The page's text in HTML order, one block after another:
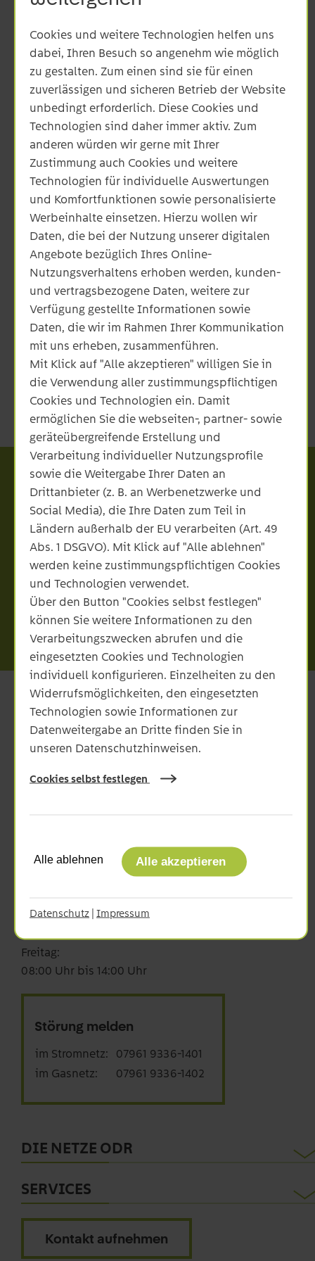
Hinweis:
- Verwenden Sie das Anmeldeformular auch, wenn
Sie Anlagen nach dem KWKG und sonstige
Energieträger ohne Fördermöglichkeit anmelden
möchten.
- Für eine schnellstmögliche Bearbeitung, füllen
Sie bitte alle Pflichtfelder aus.
Checkliste Anschluss BHKW
PDF 226 KB
Anmelde- und Inbetriebsetzungsformular
PDF 274 KB
Messkonzepte
PDF 105 KB
Speicherschema
Hinweis
Bitte warten Sie immer den Eingang der
Einspeisezusage ab, bevor Sie über die
Investition entscheiden oder sogar mit dem Bau
beginnen. Wir reservieren für Sie die
Einspeiseleistung für 6 Monate, gibt es
Verzögerungen bei Baubeginn, geben Sie uns
bitte bescheid.
Netze ODR GmbH
Unsere Servicenummer:
07961 9336-0
Montag - Donnerstag:
08:00 bis 16:00 Uhr
Freitag:
08:00 Uhr bis 14:00 Uhr
Störung melden
im Stromnetz:
07961 9336-1401
im Gasnetz:
07961 9336-1402
DIE NETZE ODR
Engagement
Karriere
SERVICES
Netzanschlussportal
Kontakt aufnehmen
Cookies und weitere Technologien helfen uns
dabei, Ihren Besuch so angenehm wie möglich
zu gestalten. Zum einen sind sie für einen
zuverlässigen und sicheren Betrieb der Website
unbedingt erforderlich. Diese Cookies und
Technologien sind daher immer aktiv. Zum
anderen würden wir gerne mit Ihrer
Zustimmung auch Cookies und weitere
Technologien für individuelle Auswertungen
und Komfortfunktionen sowie personalisierte
Werbeinhalte einsetzen. Hierzu wollen wir
Daten, die bei der Nutzung unserer digitalen
Angebote bezüglich Ihres Online-
Nutzungsverhaltens erhoben werden, kunden-
und vertragsbezogene Daten, weitere zur
Verfügung gestellte Informationen sowie
Daten, die wir im Rahmen Ihrer Kommunikation
mit uns erheben, zusammenführen.
Mit Klick auf "Alle akzeptieren" willigen Sie in
die Verwendung aller zustimmungspflichtigen
Cookies und Technologien ein. Damit
ermöglichen Sie die webseiten-, partner- sowie
geräteübergreifende Erstellung und
Verarbeitung individueller Nutzungsprofile
sowie die Weitergabe Ihrer Daten an
Drittanbieter (z. B. an Werbenetzwerke und
Social Media), die Ihre Daten zum Teil in
Ländern außerhalb der EU verarbeiten (Art. 49
Abs. 1 DSGVO). Mit Klick auf "Alle ablehnen"
werden keine zustimmungspflichtigen Cookies
und Technologien verwendet.
Über den Button "Cookies selbst festlegen"
können Sie weitere Informationen zu den
Verarbeitungszwecken abrufen und die
eingesetzten Cookies und Technologien
individuell konfigurieren. Einzelheiten zu den
Widerrufsmöglichkeiten, den eingesetzten
Technologien sowie Informationen zur
Datenweitergabe an Dritte finden Sie in
unseren Datenschutzhinweisen.
Cookies selbst festlegen
Alle ablehnen Alle akzeptieren
Datenschutz | Impressum